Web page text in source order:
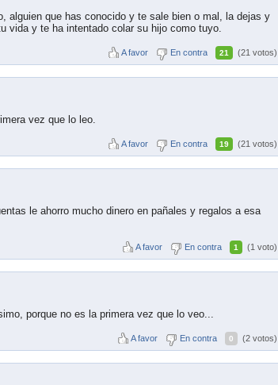
alguien que has conocido y te sale bien o mal, la dejas y
vida y te ha intentado colar su hijo como tuyo.
A favor En contra 21 (21 votos)
vez que lo leo.
A favor En contra 19 (21 votos)
le ahorro mucho dinero en pañales y regalos a esa
A favor En contra 1 (1 voto)
porque no es la primera vez que lo veo...
A favor En contra 0 (2 votos)